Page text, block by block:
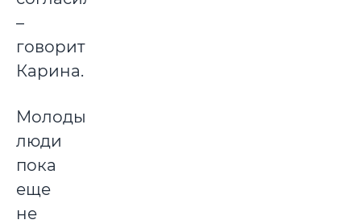
–
говорит
Карина.
Молодые
люди
пока
еще
не